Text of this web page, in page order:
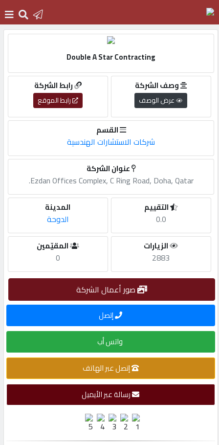
دخول
التسجيل
أضف
مطلوب
طلب
الأقسام
شركات
Double A Star Contracting
رابط الشركة
رابط الموقع
وصف الشركة
عرض الوصف
القسم
شركات الاستشارات الهندسية
عنوان الشركة
Ezdan Offices Complex, C Ring Road, Doha, Qatar.
المدينة
الدوحة
التقييم
0.0
المقيّمين
0
الزيارات
2883
صور أعمال الشركة
إتصل
واتس أب
إتصل عبر الهاتف
رسالة عبر الأيميل